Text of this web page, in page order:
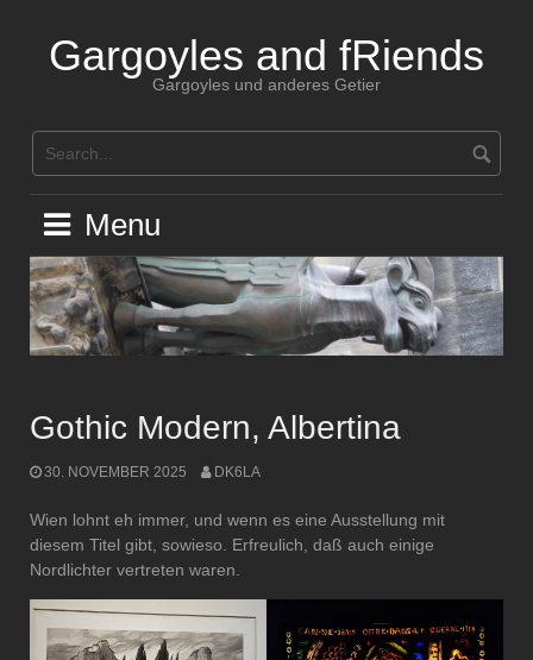
contentGargoyles and fRiends
Gargoyles und anderes Getier
Menu
Gothic Modern, Albertina
30. NOVEMBER 2025 DK6LA
Wien lohnt eh immer, und wenn es eine Ausstellung mit
diesem Titel gibt, sowieso. Erfreulich, daß auch einige
Nordlichter vertreten waren.